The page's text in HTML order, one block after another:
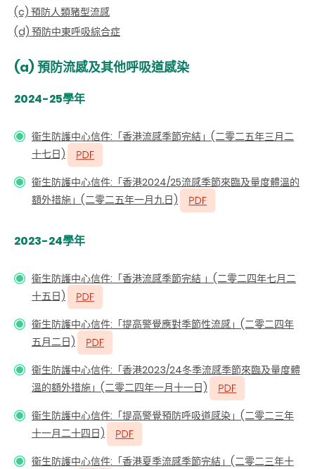
(c) 預防人類豬型流感
(d) 預防中東呼吸綜合症
(a) 預防流感及其他呼吸道感染
2024-25學年
衞生防護中心信件:「香港流感季節完結」(二零二五年三月二
十七日)
衞生防護中心信件:「香港2024/25流感季節來臨及量度體溫的
額外措施」(二零二五年一月九日)
2023-24學年
衞生防護中心信件:「香港流感季節完結 」(二零二四年七月二
十五日)
衞生防護中心信件:「提高警覺應對季節性流感」(二零二四年
五月二日)
衞生防護中心信件:「香港2023/24冬季流感季節來臨及量度體
溫的額外措施」(二零二四年一月十一日)
衞生防護中心信件:「提高警覺預防呼吸道感染」(二零二三年
十一月二十四日)
衞生防護中心信件:「香港夏季流感季節完結」(二零二三年十